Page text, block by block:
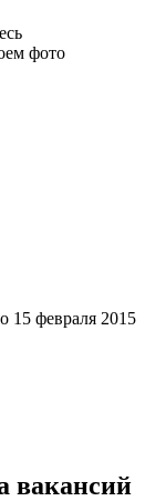
фото
15 февраля 2015
вакансий